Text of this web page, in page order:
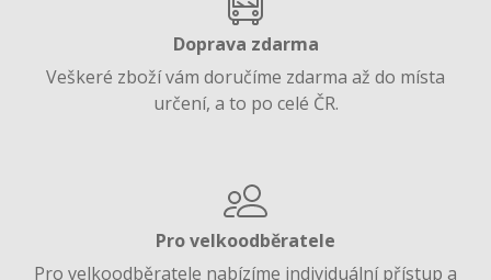
Doprava zdarma
Veškeré zboží vám doručíme zdarma až do místa
určení, a to po celé ČR.
Pro velkoodběratele
Pro velkoodběratele nabízíme individuální přístup a